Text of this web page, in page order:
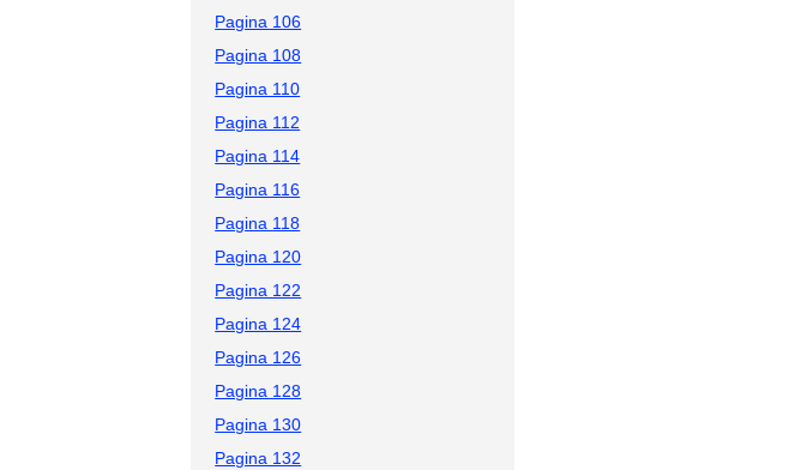
Pagina 106
Pagina 108
Pagina 110
Pagina 112
Pagina 114
Pagina 116
Pagina 118
Pagina 120
Pagina 122
Pagina 124
Pagina 126
Pagina 128
Pagina 130
Pagina 132